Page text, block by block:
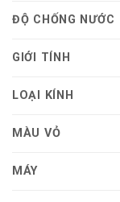
ĐỘ CHỐNG NƯỚC
GIỚI TÍNH
LOẠI KÍNH
MÀU VỎ
MÁY